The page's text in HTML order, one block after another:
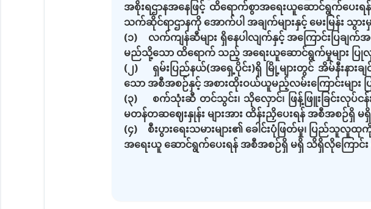
အစိုးရဌာနအနေဖြင့် ထိရောက်စွာအရေးယူဆောင်ရွက်ပေးရန်
သက်ဆိုင်ရာဌာနကို အောက်ပါ အချက်များနှင့် မေးမြန်း သွားမှ
(၁) လက်ကျန်ဆီများ ရှိနေပါလျက်နှင့် အကြောင်းပြချက်အ
မည်သို့သော ထိရောက် သည့် အရေးယူဆောင်ရွက်မှုများ ပြု
(၂) ရှမ်းပြည်နယ်(အရှေ့ပိုင်း)ရှိ မြို့များတွင် အိမ်နီးနာ
သော အစီအစဉ်နှင့် အစားထိုးဝယ်ယူမည့်လမ်းကြောင်းများ
(၃) စက်သုံးဆီ တင်သွင်း၊ သိုလှောင်၊ ဖြန့်ဖြူးခြင်းလုပ်င
မတန်တဆဈေးနှုန်း များအား ထိန်းညှိပေးရန် အစီအစဉ်ရှိ မရှိ
(၄) စီးပွားရေးသမားများ၏ ခေါင်းပုံဖြတ်မှု၊ ပြ
အရေးယူ ဆောင်ရွက်ပေးရန် အစီအစဉ်ရှိ မရှိ သိရှိလိုကြောင်း မ